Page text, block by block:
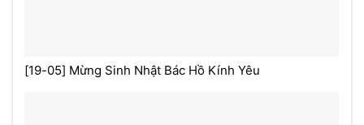
[19-05] Mừng Sinh Nhật Bác Hồ Kính Yêu